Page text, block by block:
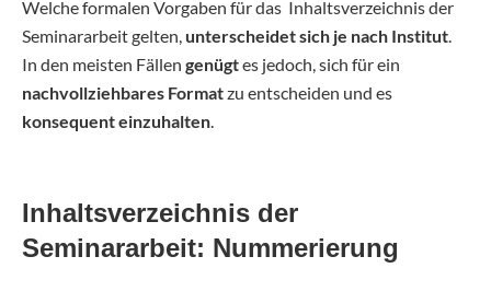
Welche formalen Vorgaben für das Inhaltsverzeichnis der
Seminararbeit gelten, unterscheidet sich je nach Institut.
In den meisten Fällen genügtes jedoch, sich für ein
nachvollziehbares Formatzu entscheiden und es
konsequent einzuhalten.
Inhaltsverzeichnis der
Seminararbeit: Nummerierung